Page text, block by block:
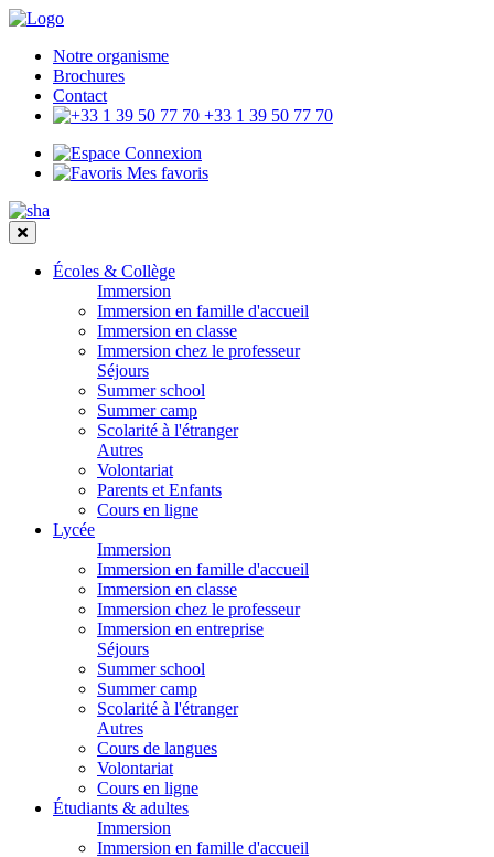
Notre organisme
Brochures
Contact
+33 1 39 50 77 70
Connexion
Mes favoris
Écoles & Collège
Immersion
Immersion en famille d'accueil
Immersion en classe
Immersion chez le professeur
Séjours
Summer school
Summer camp
Scolarité à l'étranger
Autres
Volontariat
Parents et Enfants
Cours en ligne
Lycée
Immersion
Immersion en famille d'accueil
Immersion en classe
Immersion chez le professeur
Immersion en entreprise
Séjours
Summer school
Summer camp
Scolarité à l'étranger
Autres
Cours de langues
Volontariat
Cours en ligne
Étudiants & adultes
Immersion
Immersion en famille d'accueil